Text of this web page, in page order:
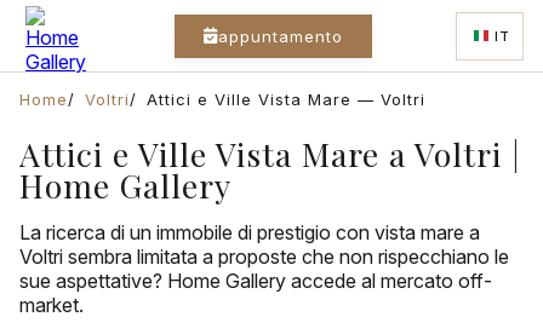
appuntamento IT
Home Voltri Attici e Ville Vista Mare — Voltri
Attici e Ville Vista Mare a Voltri |
Home Gallery
La ricerca di un immobile di prestigio con vista mare a
Voltri sembra limitata a proposte che non rispecchiano le
sue aspettative? Home Gallery accede al mercato off-
market.